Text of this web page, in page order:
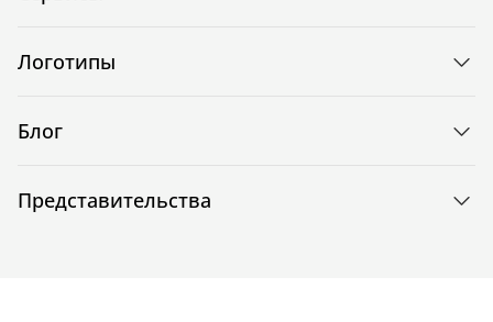
Логотипы
Блог
Представительства